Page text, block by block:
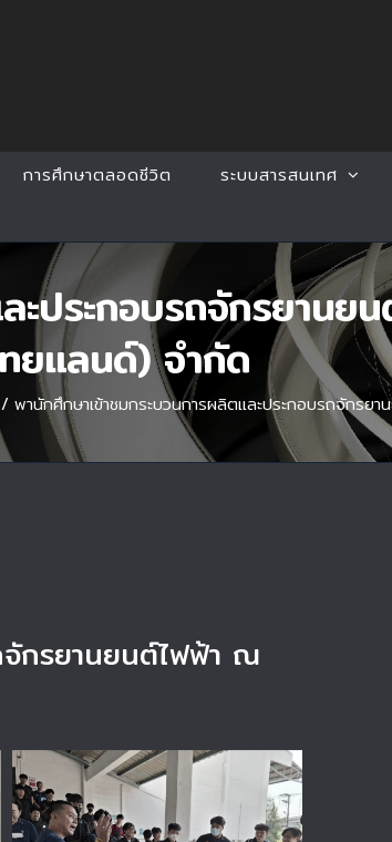
การศึกษาตลอดชีวิต ระบบสารสนเทศ
ะประกอบรถจักรยาน
ยแลนด์) จำกัด
/ พานักศึกษาเข้าชมกระบวนการผลิตและประกอบรถจัก
จักรยานยนต์ไฟฟ้า ณ